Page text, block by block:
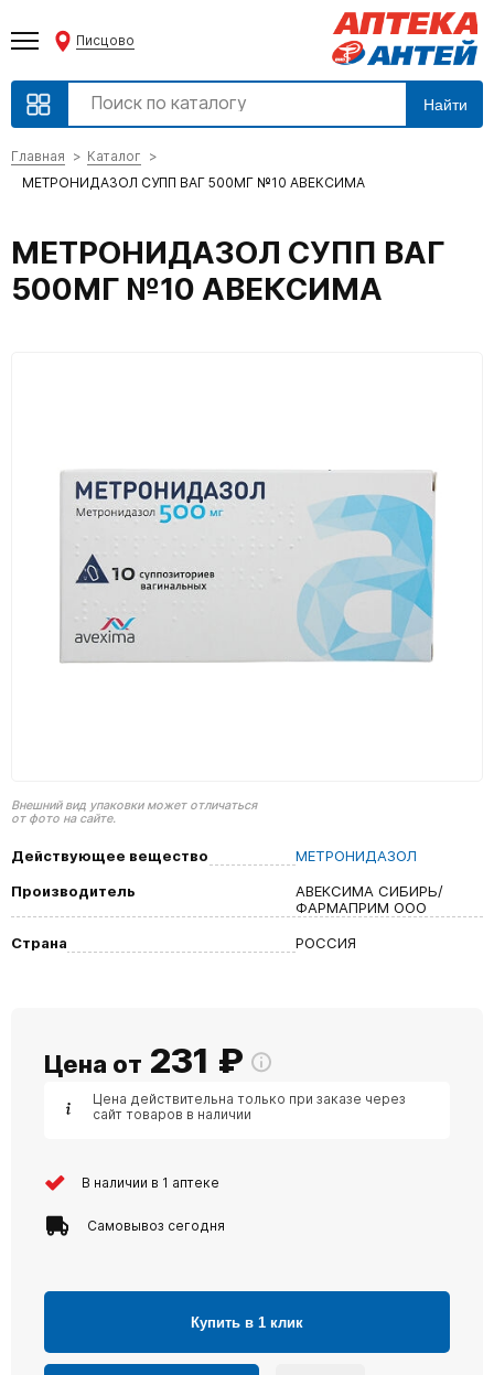
Писцово
Найти
Главная
Каталог
МЕТРОНИДАЗОЛ СУПП ВАГ 500МГ №10 АВЕКСИМА
МЕТРОНИДАЗОЛ СУПП ВАГ
500МГ №10 АВЕКСИМА
Внешний вид упаковки может отличаться
от фото на сайте.
Действующее вещество
МЕТРОНИДАЗОЛ
Производитель
АВЕКСИМА СИБИРЬ/
ФАРМАПРИМ ООО
Страна
РОССИЯ
Цена от 231 ₽
Цена действительна только при заказе через
сайт товаров в наличии
В наличии в 1 аптеке
Самовывоз сегодня
Купить в 1 клик